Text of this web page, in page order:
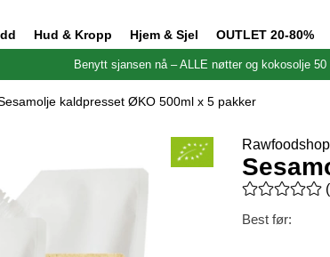
Hud & Kropp Hjem & Sjel OUTLET 20-80%
Benytt sjansen nå – ALLE nøtter og kokosolje
kaldpresset ØKO 500ml x 5 pakker
Rawfoodshop
(
Best før: